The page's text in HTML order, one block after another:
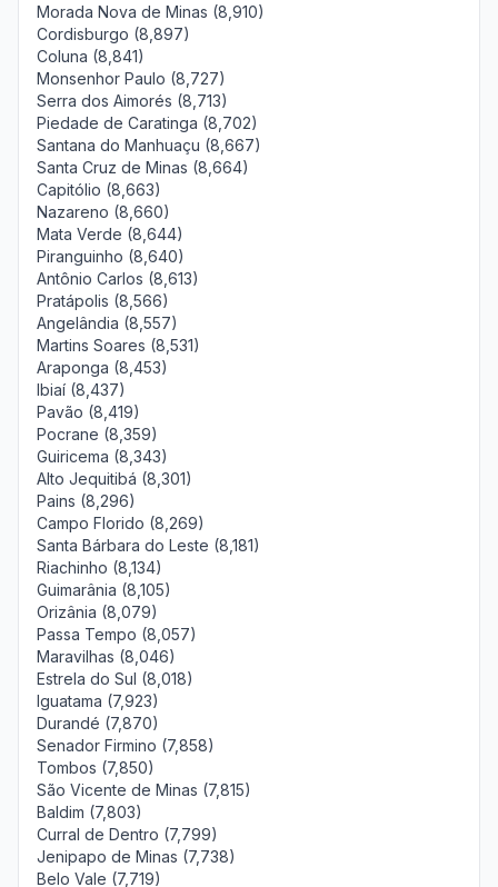
Morada Nova de Minas (8,910)
Cordisburgo (8,897)
Coluna (8,841)
Monsenhor Paulo (8,727)
Serra dos Aimorés (8,713)
Piedade de Caratinga (8,702)
Santana do Manhuaçu (8,667)
Santa Cruz de Minas (8,664)
Capitólio (8,663)
Nazareno (8,660)
Mata Verde (8,644)
Piranguinho (8,640)
Antônio Carlos (8,613)
Pratápolis (8,566)
Angelândia (8,557)
Martins Soares (8,531)
Araponga (8,453)
Ibiaí (8,437)
Pavão (8,419)
Pocrane (8,359)
Guiricema (8,343)
Alto Jequitibá (8,301)
Pains (8,296)
Campo Florido (8,269)
Santa Bárbara do Leste (8,181)
Riachinho (8,134)
Guimarânia (8,105)
Orizânia (8,079)
Passa Tempo (8,057)
Maravilhas (8,046)
Estrela do Sul (8,018)
Iguatama (7,923)
Durandé (7,870)
Senador Firmino (7,858)
Tombos (7,850)
São Vicente de Minas (7,815)
Baldim (7,803)
Curral de Dentro (7,799)
Jenipapo de Minas (7,738)
Belo Vale (7,719)